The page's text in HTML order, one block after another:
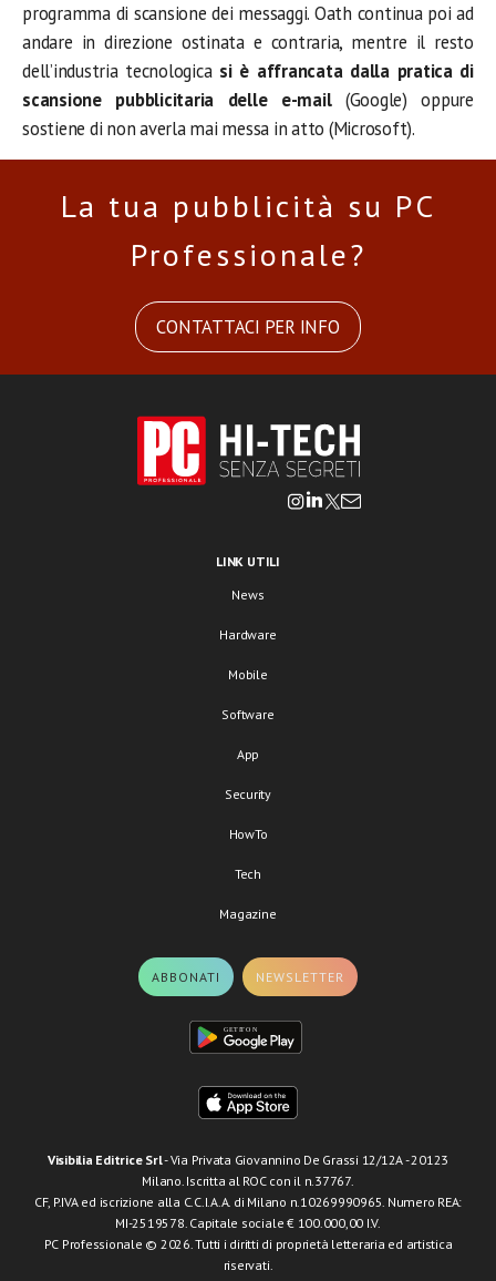
programma di scansione dei messaggi. Oath continua poi ad
andare in direzione ostinata e contraria, mentre il resto
dell’industria tecnologica si è affrancata dalla pratica di
scansione pubblicitaria delle e-mail(Google) oppure
sostiene di non averla mai messa in atto (Microsoft).
La tua pubblicità su PC
Professionale?
CONTATTACI PER INFO
LINK UTILI
News
Hardware
Mobile
Software
App
Security
HowTo
Tech
Magazine
ABBONATI NEWSLETTER
Visibilia Editrice Srl- Via Privata Giovannino De Grassi 12/12A - 20123
Milano. Iscritta al ROC con il n.37767.
CF, P.IVA ed iscrizione alla C.C.I.A.A. di Milano n.10269990965. Numero REA:
MI-2519578. Capitale sociale € 100.000,00 I.V.
PC Professionale © 2026. Tutti i diritti di proprietà letteraria ed artistica
riservati.